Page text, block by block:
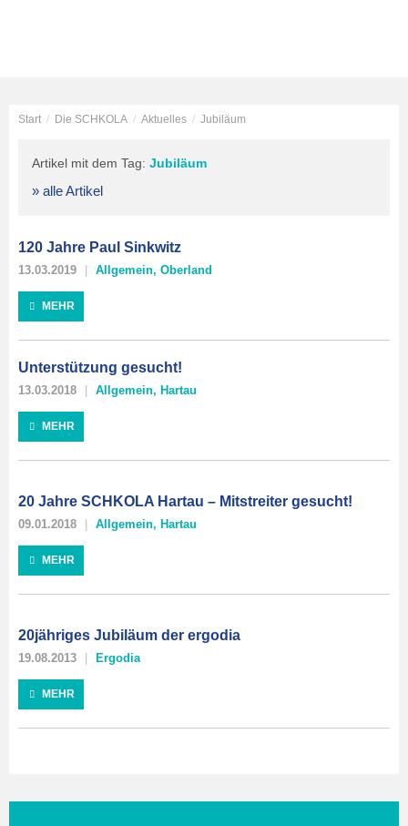
Start / Die SCHKOLA / Aktuelles / Jubiläum
Artikel mit dem Tag: Jubiläum
» alle Artikel
120 Jahre Paul Sinkwitz
13.03.2019 Allgemein, Oberland
MEHR
Unterstützung gesucht!
13.03.2018 Allgemein, Hartau
MEHR
20 Jahre SCHKOLA Hartau – Mitstreiter gesucht!
09.01.2018 Allgemein, Hartau
MEHR
20jähriges Jubiläum der ergodia
19.08.2013 Ergodia
MEHR